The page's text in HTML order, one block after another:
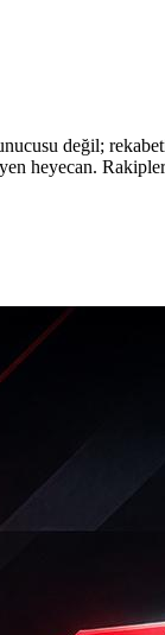
değil;
heyecan.